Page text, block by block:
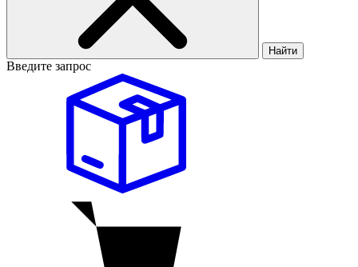
Найти
Введите запрос